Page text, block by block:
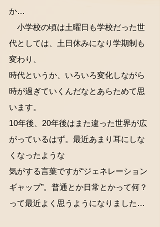
か…
小学校の頃は土曜日も学校だった世
代としては、土日休みになり学期制も
変わり、
時代というか、いろいろ変化しながら
時が過ぎていくんだなとあらためて思
います。
10年後、20年後はまた違った世界が広
がっているはず。最近あまり耳にしな
くなったような
気がする言葉ですが“ジェネレーション
ギャップ”。普通とか日常とかって何？
って最近よく思うようになりました…